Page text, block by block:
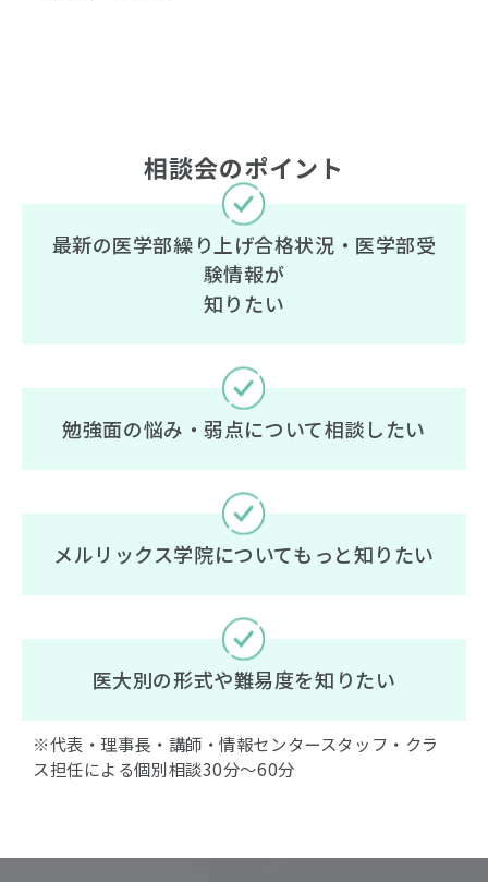
相談会のポイント
最新の医学部繰り上げ合格状況・医学部受
験情報が
知りたい
勉強面の悩み・弱点について相談したい
メルリックス学院についてもっと知りたい
医大別の形式や難易度を知りたい
※代表・理事長・講師・情報センタースタッフ・クラ
ス担任による個別相談30分〜60分